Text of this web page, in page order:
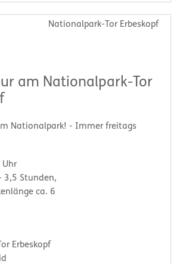
Nationalpark-Tor Erbeskopf
am Nationalpark-Tor
Nationalpark! - Immer freitags
Uhr
3,5 Stunden,
ca. 6
Erbeskopf